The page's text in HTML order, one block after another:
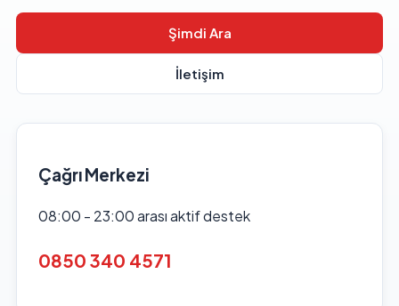
Şimdi Ara
İletişim
Çağrı Merkezi
08:00 - 23:00 arası aktif destek
0850 340 4571